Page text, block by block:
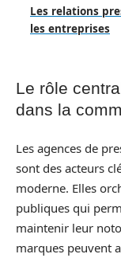
Les relations
les entreprises
Le rôle
dans la
Les agences de
sont des acteurs
moderne. Elles
publiques qui
maintenir leur
marques peuvent